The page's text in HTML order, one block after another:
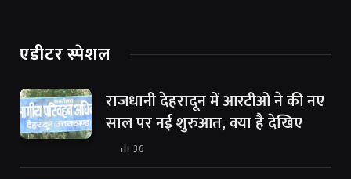
एडीटर स्पेशल
राजधानी देहरादून में आरटीओ ने की नए
साल पर नई शुरुआत, क्या है देखिए
36